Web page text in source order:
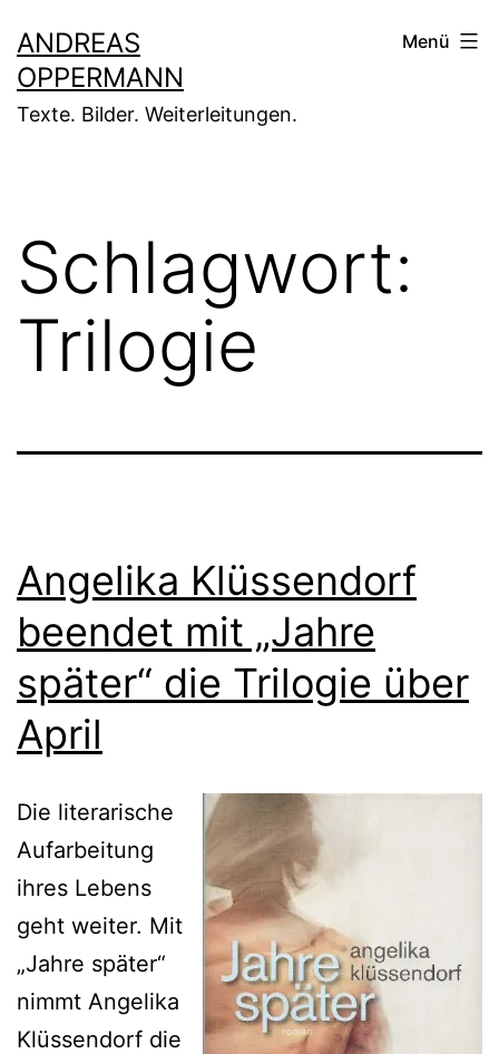
Inhalt
springen
ANDREAS
OPPERMANN
Texte. Bilder. Weiterleitungen.
Menü
Schlagwort:
Trilogie
Angelika Klüssendorf
beendet mit „Jahre
später“ die Trilogie über
April
Die literarische
Aufarbeitung
ihres Lebens
geht weiter. Mit
„Jahre später“
nimmt Angelika
Klüssendorf die